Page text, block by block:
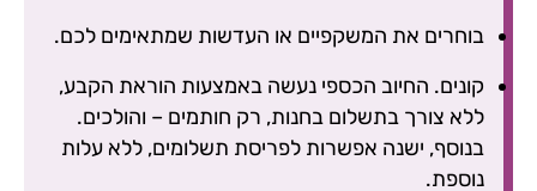
בוחרים את המשקפיים או העדשות שמתאימים לכם.
קונים. החיוב הכספי נעשה באמצעות הוראת הקבע,
ללא צורך בתשלום בחנות, רק חותמים – והולכים.
בנוסף, ישנה אפשרות לפריסת תשלומים, ללא עלות
נוספת.